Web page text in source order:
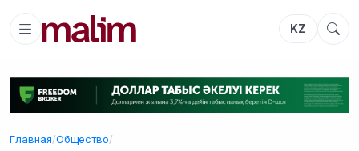
KZ
Главная/Общество/